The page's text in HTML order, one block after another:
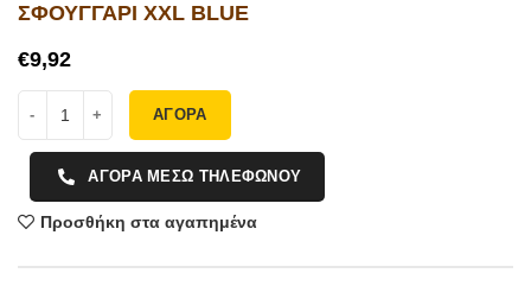
ΣΦΟΥΓΓΑΡΙ XXL BLUE
€
ΑΓΟΡΑ
ΑΓΟΡΑ ΜΕΣΩ ΤΗΛΕΦΩΝΟΥ
Προσθήκη στα αγαπημένα